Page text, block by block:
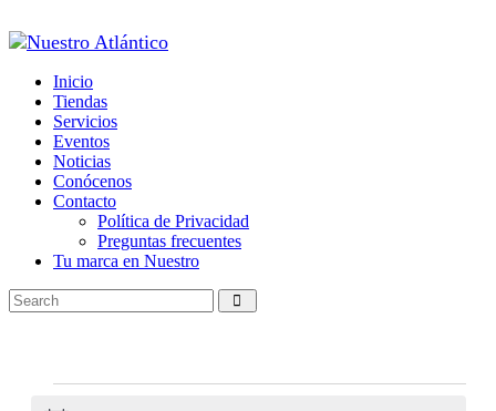
Inicio
Tiendas
Servicios
Eventos
Noticias
Conócenos
Contacto
Política de Privacidad
Preguntas frecuentes
Tu marca en Nuestro